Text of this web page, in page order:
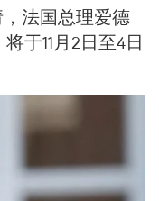
法国总理爱德
于11月2日至4日